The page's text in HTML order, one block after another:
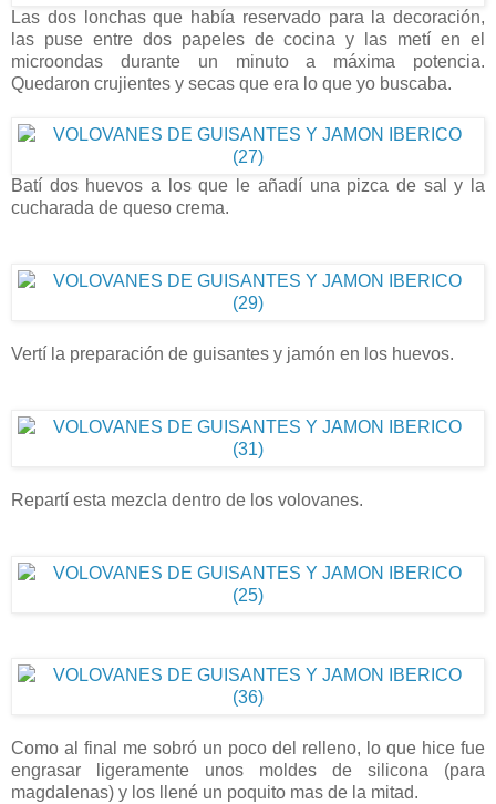
Las dos lonchas que había reservado para la decoración,
las puse entre dos papeles de cocina y las metí en el
microondas durante un minuto a máxima potencia.
Quedaron crujientes y secas que era lo que yo buscaba.
Batí dos huevos a los que le añadí una pizca de sal y la
cucharada de queso crema.
Vertí la preparación de guisantes y jamón en los huevos.
Repartí esta mezcla dentro de los volovanes.
Como al final me sobró un poco del relleno, lo que hice fue
engrasar ligeramente unos moldes de silicona (para
magdalenas) y los llené un poquito mas de la mitad.